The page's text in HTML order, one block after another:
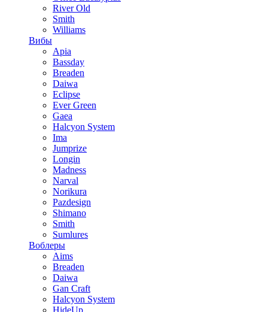
River Old
Smith
Williams
Вибы
Apia
Bassday
Breaden
Daiwa
Eclipse
Ever Green
Gaea
Halcyon System
Ima
Jumprize
Longin
Madness
Narval
Norikura
Pazdesign
Shimano
Smith
Sumlures
Воблеры
Aims
Breaden
Daiwa
Gan Craft
Halcyon System
HideUp